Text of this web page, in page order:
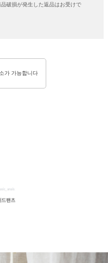
破損が発生した返品はお受けで
가 가능합니다